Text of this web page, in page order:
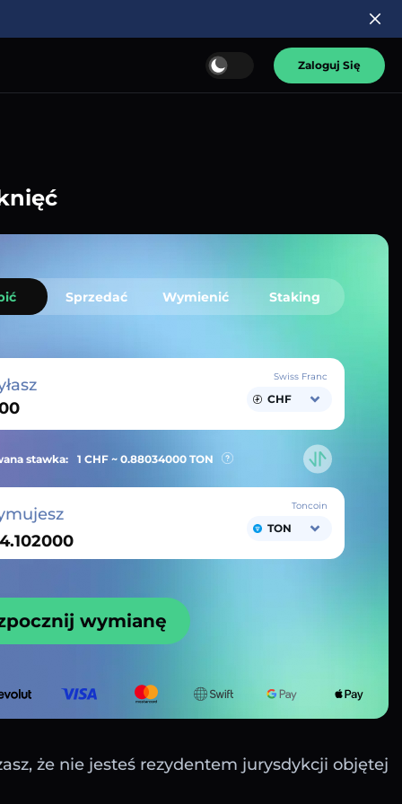
Zaloguj Się
Sprzedać Wymienić Staking
Swiss Franc
CHF
stawka: 1 CHF ~ 0.88034000 TON
Toncoin
TON
wymianę
że nie jesteś rezydentem jurysdykcji objętej